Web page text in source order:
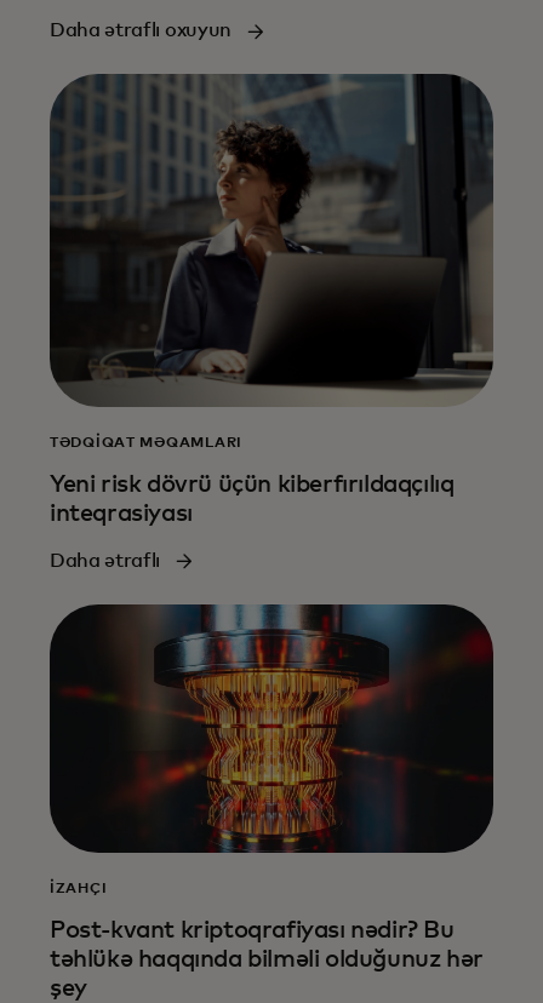
Daha ətraflı oxuyun
TƏDQIQAT MƏQAMLARI
Yeni risk dövrü üçün kiberfırıldaqçılıq
inteqrasiyası
Daha ətraflı
İZAHÇI
Post-kvant kriptoqrafiyası nədir? Bu
təhlükə haqqında bilməli olduğunuz hər
şey